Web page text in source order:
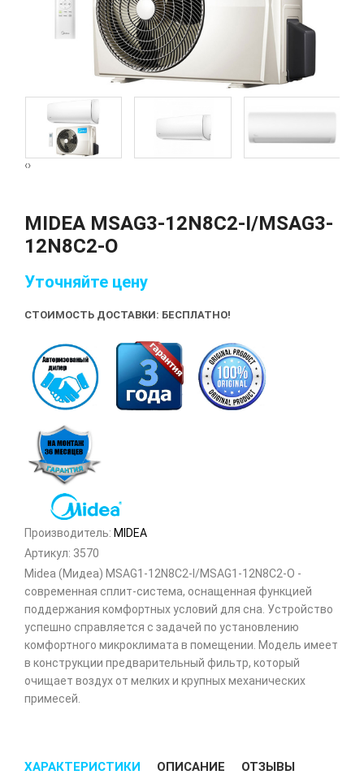
‹›
MIDEA MSAG3-12N8C2-I/MSAG3-
12N8C2-O
Уточняйте цену
СТОИМОСТЬ ДОСТАВКИ: БЕСПЛАТНО!
Производитель: MIDEA
Артикул: 3570
Midea (Мидеа) MSAG1-12N8C2-I/MSAG1-12N8C2-O -
современная сплит-система, оснащенная функцией
поддержания комфортных условий для сна. Устройство
успешно справляется с задачей по установлению
комфортного микроклимата в помещении. Модель имеет
в конструкции предварительный фильтр, который
очищает воздух от мелких и крупных механических
примесей.
ХАРАКТЕРИСТИКИ ОПИСАНИЕ ОТЗЫВЫ